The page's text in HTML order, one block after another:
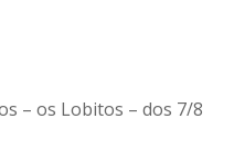
– os Lobitos – dos 7/8